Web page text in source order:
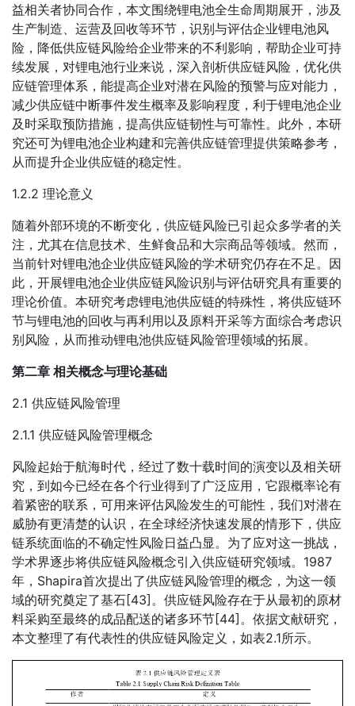
益相关者协同合作，本文围绕锂电池全生命周期展开，涉及
生产制造、运营及回收等环节，识别与评估企业锂电池风
险，降低供应链风险给企业带来的不利影响，帮助企业可持
续发展，对锂电池行业来说，深入剖析供应链风险，优化供
应链管理体系，能提高企业对潜在风险的预警与应对能力，
减少供应链中断事件发生概率及影响程度，利于锂电池企业
及时采取预防措施，提高供应链韧性与可靠性。此外，本研
究还可为锂电池企业构建和完善供应链管理提供策略参考，
从而提升企业供应链的稳定性。
1.2.2 理论意义
随着外部环境的不断变化，供应链风险已引起众多学者的关
注，尤其在信息技术、生鲜食品和大宗商品等领域。然而，
当前针对锂电池企业供应链风险的学术研究仍存在不足。因
此，开展锂电池企业供应链风险识别与评估研究具有重要的
理论价值。本研究考虑锂电池供应链的特殊性，将供应链环
节与锂电池的回收与再利用以及原料开采等方面综合考虑识
别风险，从而推动锂电池供应链风险管理领域的拓展。
第二章 相关概念与理论基础
2.1 供应链风险管理
2.1.1 供应链风险管理概念
风险起始于航海时代，经过了数十载时间的演变以及相关研
究，到如今已经在各个行业得到了广泛应用，它跟概率论有
着紧密的联系，可用来评估风险发生的可能性，我们对潜在
威胁有更清楚的认识，在全球经济快速发展的情形下，供应
链系统面临的不确定性风险日益凸显。为了应对这一挑战，
学术界逐步将供应链风险概念引入供应链研究领域。1987
年，Shapira首次提出了供应链风险管理的概念，为这一领
域的研究奠定了基石[43]。供应链风险存在于从最初的原材
料采购至最终的成品配送的诸多环节[44]。依据文献研究，
本文整理了有代表性的供应链风险定义，如表2.1所示。